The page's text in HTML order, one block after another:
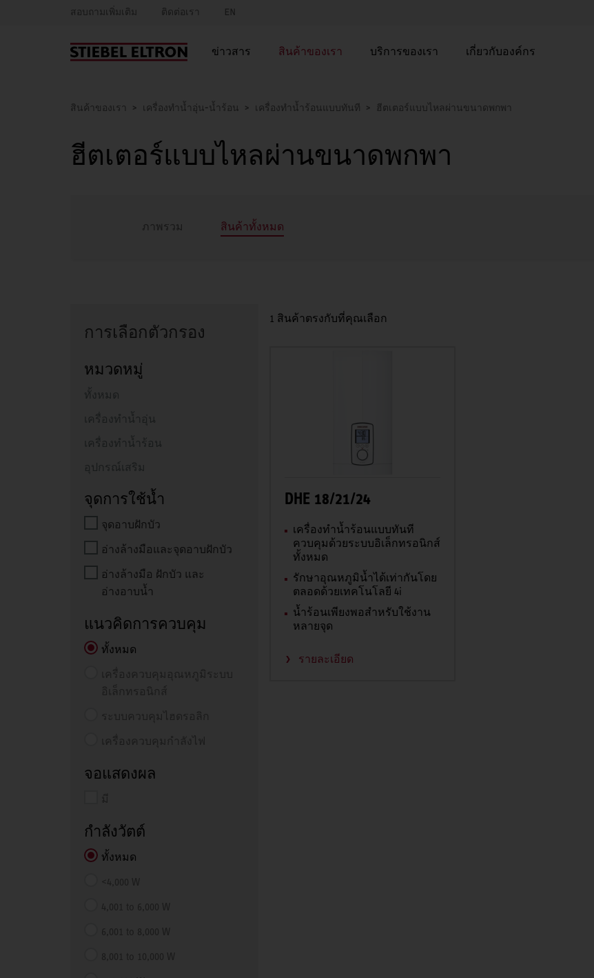
สอบถามเพิ่มเติม ติดต่อเรา EN
ข่าวสาร สินค้าของเรา บริการของเรา เกี่ยวกับองค์กร
สินค้าของเรา เครื่องทำน้ำอุ่น-น้ำร้อน เครื่องทำน้ำร้อนแบบทันที ฮีตเตอร์แบบไหลผ่านขนาดพกพา
ฮีตเตอร์แบบไหลผ่านขนาดพกพา
ภาพรวม สินค้าทั้งหมด
การเลือกตัวกรอง
หมวดหมู่
ทั้งหมด
เครื่องทำน้ำอุ่น
เครื่องทำน้ำร้อน
อุปกรณ์เสริม
จุดการใช้น้ำ
จุดอาบฝักบัว
อ่างล้างมือและจุดอาบฝักบัว
อ่างล้างมือ ฝักบัว และ
อ่างอาบน้ำ
แนวคิดการควบคุม
ทั้งหมด
จอแสดงผล
กำลังวัตต์
ทั้งหมด
1 สินค้าตรงกับที่คุณเลือก
DHE 18/21/24
เครื่องทำน้ำร้อนแบบทันที
ควบคุมด้วยระบบอิเล็กทรอนิกส์
ทั้งหมด
รักษาอุณหภูมิน้ำได้เท่ากันโดย
ตลอดด้วยเทคโนโลยี 4i
น้ำร้อนเพียงพอสำหรับใช้งาน
หลายจุด
รายละเอียด